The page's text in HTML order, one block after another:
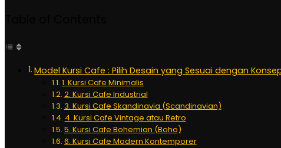
Model Kursi Cafe : Pilih Desain yang Sesuai dengan
1. Kursi Cafe Minimalis
2. Kursi Cafe Industrial
3. Kursi Cafe Skandinavia (Scandinavian)
4. Kursi Cafe Vintage atau Retro
5. Kursi Cafe Bohemian (Boho)
6. Kursi Cafe Modern Kontemporer